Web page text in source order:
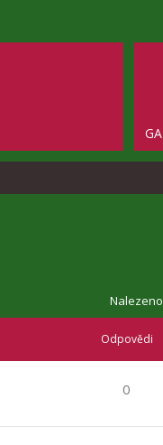
Odpovědi
0